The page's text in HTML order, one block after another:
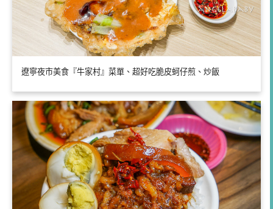
遼寧夜市美食『牛家村』菜單、超好吃脆皮蚵仔煎、炒飯